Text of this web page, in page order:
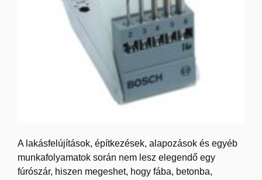
A lakásfelújítások, építkezések, alapozások és egyéb
munkafolyamatok során nem lesz elegendő egy
fúrószár, hiszen megeshet, hogy fába, betonba,